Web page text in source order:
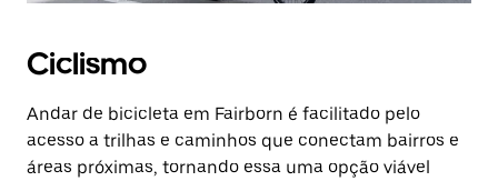
Ciclismo
Andar de bicicleta em Fairborn é facilitado pelo
acesso a trilhas e caminhos que conectam bairros e
áreas próximas, tornando essa uma opção viável